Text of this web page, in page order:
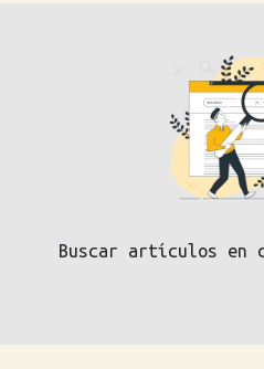
Buscar artículos en